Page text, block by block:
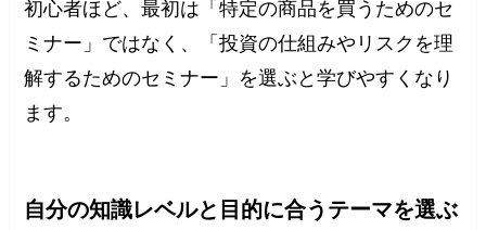
初心者ほど、最初は「特定の商品を買うためのセ
ミナー」ではなく、「投資の仕組みやリスクを理
解するためのセミナー」を選ぶと学びやすくなり
ます。
自分の知識レベルと目的に合うテーマを選ぶ